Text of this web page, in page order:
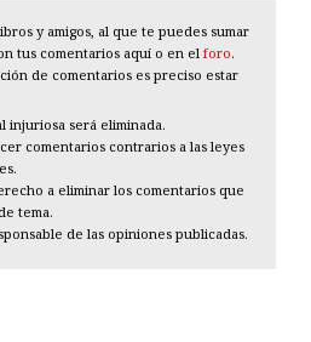
y amigos, al que te puedes sumar
tus comentarios aquí o en el foro.
de comentarios es preciso estar
injuriosa será eliminada.
comentarios contrarios a las leyes
a eliminar los comentarios que
tema.
de las opiniones publicadas.